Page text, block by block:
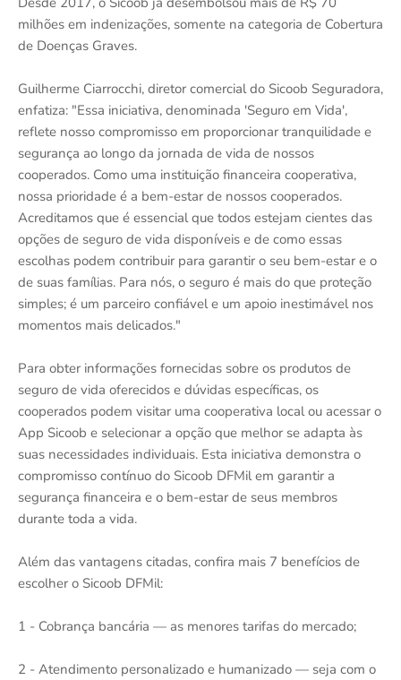
milhões em indenizações, somente na categoria de Cobertura
de Doenças Graves.
Guilherme Ciarrocchi, diretor comercial do Sicoob Seguradora,
enfatiza: "Essa iniciativa, denominada 'Seguro em Vida',
reflete nosso compromisso em proporcionar tranquilidade e
segurança ao longo da jornada de vida de nossos
cooperados. Como uma instituição financeira cooperativa,
nossa prioridade é a bem-estar de nossos cooperados.
Acreditamos que é essencial que todos estejam cientes das
opções de seguro de vida disponíveis e de como essas
escolhas podem contribuir para garantir o seu bem-estar e o
de suas famílias. Para nós, o seguro é mais do que proteção
simples; é um parceiro confiável e um apoio inestimável nos
momentos mais delicados."
Para obter informações fornecidas sobre os produtos de
seguro de vida oferecidos e dúvidas específicas, os
cooperados podem visitar uma cooperativa local ou acessar o
App Sicoob e selecionar a opção que melhor se adapta às
suas necessidades individuais. Esta iniciativa demonstra o
compromisso contínuo do Sicoob DFMil em garantir a
segurança financeira e o bem-estar de seus membros
durante toda a vida.
Além das vantagens citadas, confira mais 7 benefícios de
escolher o Sicoob DFMil:
1 - Cobrança bancária — as menores tarifas do mercado;
2 - Atendimento personalizado e humanizado — seja com o